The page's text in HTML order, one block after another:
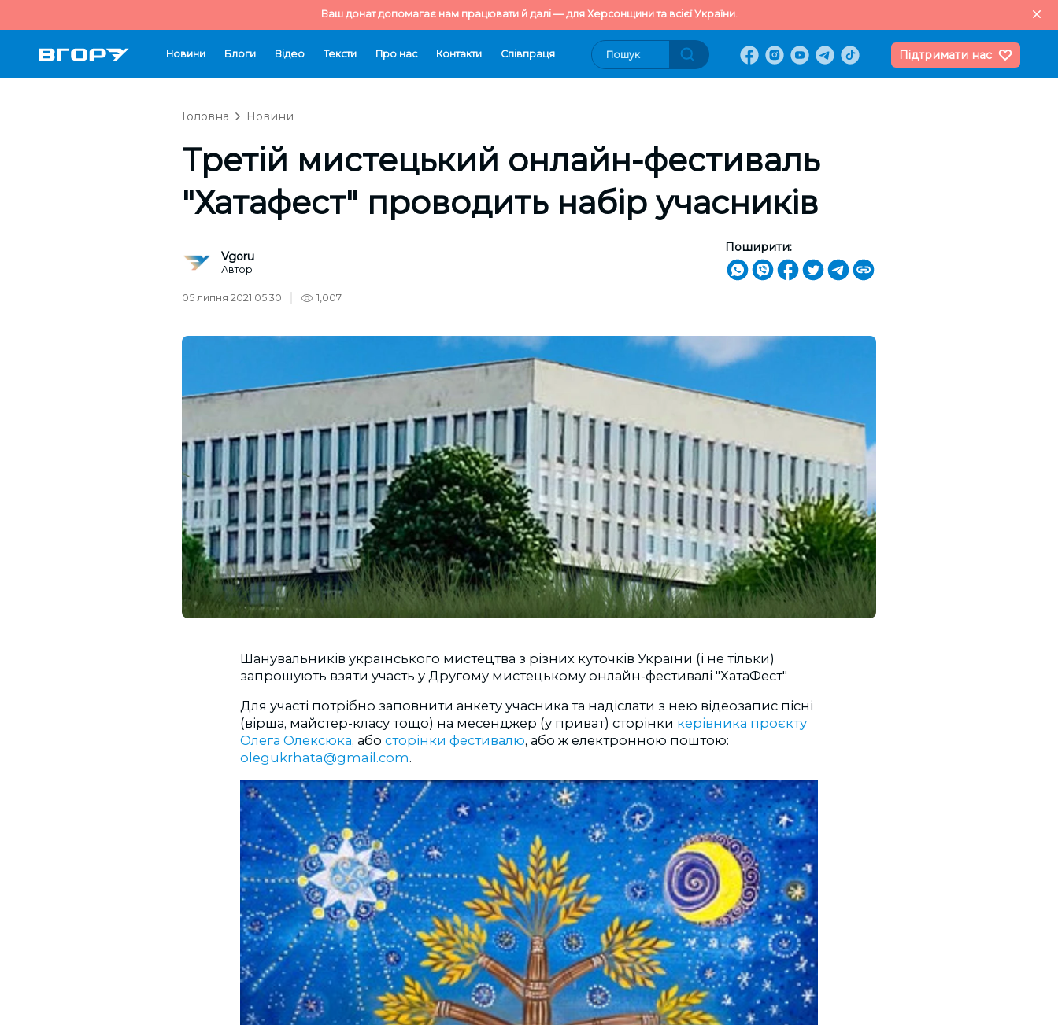
Ваш донат допомагає нам працювати й далі — для Херсонщини та всієї України.
Новини Блоги Відео Тексти Про нас Контакти Cпівпраця Підтримати нас
Головна Новини
Третій мистецький онлайн-фестиваль
"Хатафест" проводить набір учасників
Vgoru
Автор
Поширити:
05 липня 2021 05:30 1,007
Шанувальників українського мистецтва з різних куточків України (і не тільки)
запрошують взяти участь у Другому мистецькому онлайн-фестивалі "ХатаФест"
Для участі потрібно заповнити анкету учасника та надіслати з нею відеозапис пісні
(вірша, майстер-класу тощо) на месенджер (у приват) сторінки керівника проєкту
Олега Олексюка, або сторінки фестивалю, або ж електронною поштою:
olegukrhata@gmail.com.